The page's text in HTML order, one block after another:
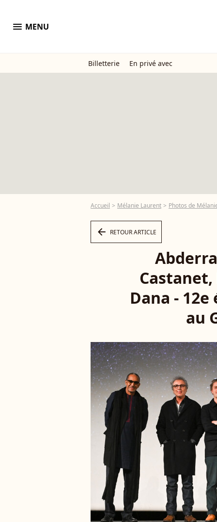
menu MENU
Billetterie En privé avec
Accueil Mélanie Laurent Photos de
arrow_left RETOUR ARTICLE
Dana -
au